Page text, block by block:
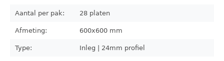
Aantal per pak: 28 platen
Afmeting: 600x600 mm
Type: Inleg | 24mm profiel